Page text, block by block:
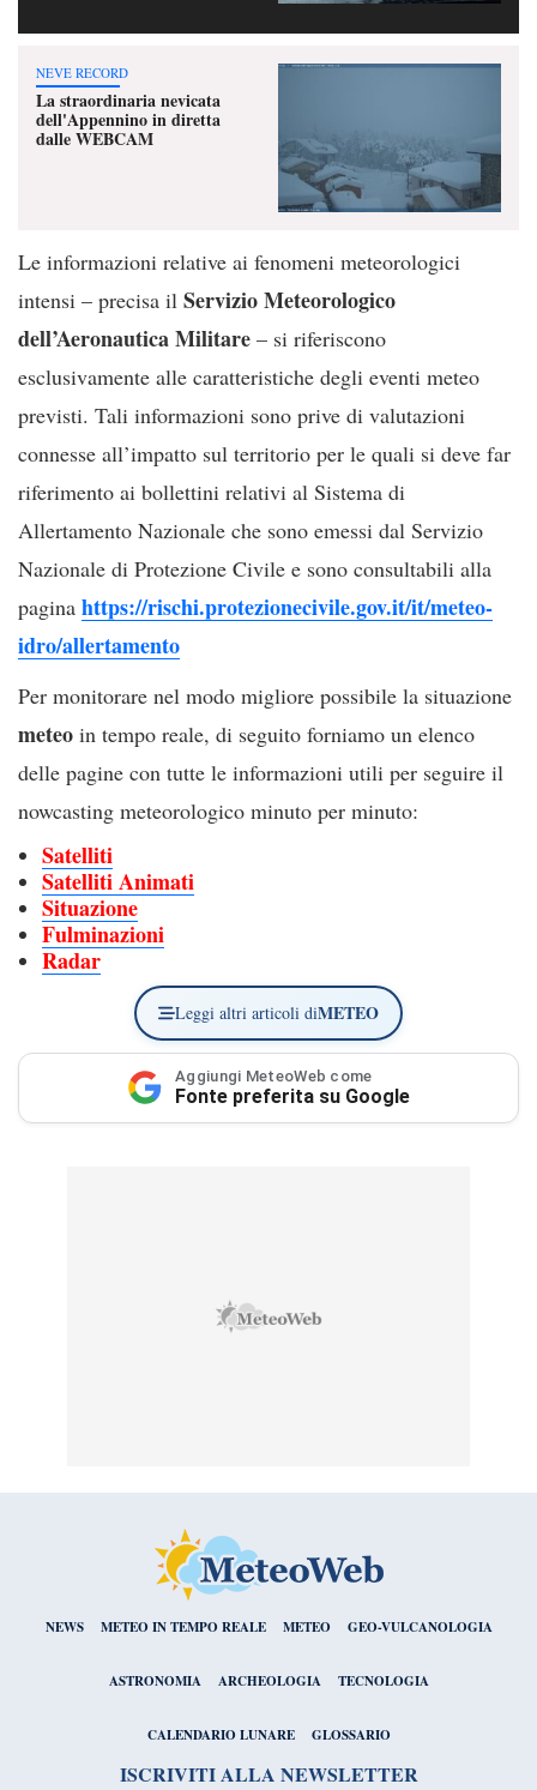
NEVE RECORD
La straordinaria nevicata
dell'Appennino in diretta
dalle WEBCAM
Le informazioni relative ai fenomeni meteorologici
intensi – precisa il Servizio Meteorologico
dell’Aeronautica Militare – si riferiscono
esclusivamente alle caratteristiche degli eventi meteo
previsti. Tali informazioni sono prive di valutazioni
connesse all’impatto sul territorio per le quali si deve far
riferimento ai bollettini relativi al Sistema di
Allertamento Nazionale che sono emessi dal Servizio
Nazionale di Protezione Civile e sono consultabili alla
pagina https://rischi.protezionecivile.gov.it/it/meteo-
idro/allertamento
Per monitorare nel modo migliore possibile la situazione
meteo in tempo reale, di seguito forniamo un elenco
delle pagine con tutte le informazioni utili per seguire il
nowcasting meteorologico minuto per minuto:
Satelliti
Satelliti Animati
Situazione
Fulminazioni
Radar
Leggi altri articoli diMETEO
Aggiungi MeteoWeb come
Fonte preferita su Google
NEWS METEO IN TEMPO REALE METEO GEO-VULCANOLOGIA
ASTRONOMIA ARCHEOLOGIA TECNOLOGIA
CALENDARIO LUNARE GLOSSARIO
ISCRIVITI ALLA NEWSLETTER